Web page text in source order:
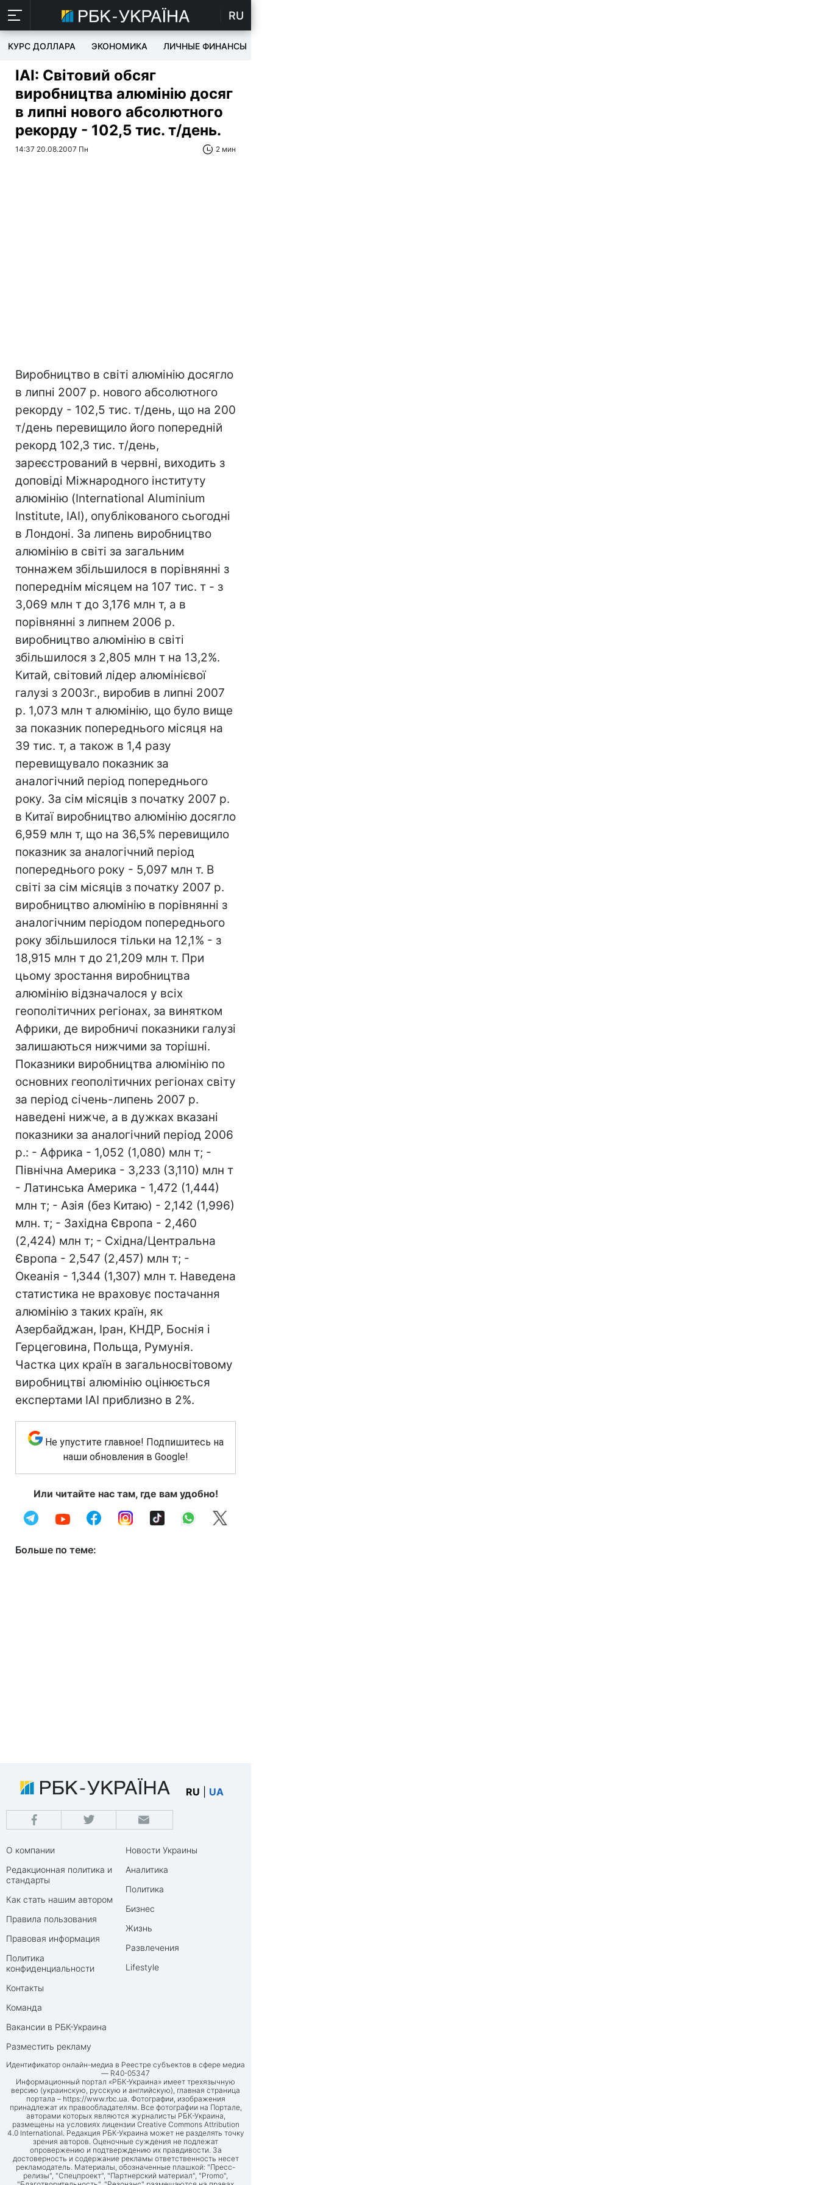
RU
КУРС ДОЛЛАРА ЭКОНОМИКА ЛИЧНЫЕ ФИНАНСЫ
IAI: Світовий обсяг
виробництва алюмінію досяг
в липні нового абсолютного
рекорду - 102,5 тис. т/день.
14:37 20.08.2007 Пн 2 мин
Виробництво в світі алюмінію досягло
в липні 2007 р. нового абсолютного
рекорду - 102,5 тис. т/день, що на 200
т/день перевищило його попередній
рекорд 102,3 тис. т/день,
зареєстрований в червні, виходить з
доповіді Міжнародного інституту
алюмінію (International Aluminium
Institute, IAI), опублікованого сьогодні
в Лондоні. За липень виробництво
алюмінію в світі за загальним
тоннажем збільшилося в порівнянні з
попереднім місяцем на 107 тис. т - з
3,069 млн т до 3,176 млн т, а в
порівнянні з липнем 2006 р.
виробництво алюмінію в світі
збільшилося з 2,805 млн т на 13,2%.
Китай, світовий лідер алюмінієвої
галузі з 2003г., виробив в липні 2007
р. 1,073 млн т алюмінію, що було вище
за показник попереднього місяця на
39 тис. т, а також в 1,4 разу
перевищувало показник за
аналогічний період попереднього
року. За сім місяців з початку 2007 р.
в Китаї виробництво алюмінію досягло
6,959 млн т, що на 36,5% перевищило
показник за аналогічний період
попереднього року - 5,097 млн т. В
світі за сім місяців з початку 2007 р.
виробництво алюмінію в порівнянні з
аналогічним періодом попереднього
року збільшилося тільки на 12,1% - з
18,915 млн т до 21,209 млн т. При
цьому зростання виробництва
алюмінію відзначалося у всіх
геополітичних регіонах, за винятком
Африки, де виробничі показники галузі
залишаються нижчими за торішні.
Показники виробництва алюмінію по
основних геополітичних регіонах світу
за період січень-липень 2007 р.
наведені нижче, а в дужках вказані
показники за аналогічний період 2006
р.: - Африка - 1,052 (1,080) млн т; -
Північна Америка - 3,233 (3,110) млн т
- Латинська Америка - 1,472 (1,444)
млн т; - Азія (без Китаю) - 2,142 (1,996)
млн. т; - Західна Європа - 2,460
(2,424) млн т; - Східна/Центральна
Європа - 2,547 (2,457) млн т; -
Океанія - 1,344 (1,307) млн т. Наведена
статистика не враховує постачання
алюмінію з таких країн, як
Азербайджан, Іран, КНДР, Боснія і
Герцеговина, Польща, Румунія.
Частка цих країн в загальносвітовому
виробництві алюмінію оцінюється
експертами IAI приблизно в 2%.
Не упустите главное! Подпишитесь на
наши обновления в Google!
Или читайте нас там, где вам удобно!
Больше по теме:
RU UA
О компании
Редакционная политика и
стандарты
Как стать нашим автором
Правила пользования
Правовая информация
Политика
конфиденциальности
Контакты
Команда
Вакансии в РБК-Украина
Разместить рекламу
Новости Украины
Аналитика
Политика
Бизнес
Жизнь
Развлечения
Lifestyle
Идентификатор онлайн-медиа в Реестре субъектов в сфере медиа
— R40-05347
Информационный портал «РБК-Украина» имеет трехязычную
версию (украинскую, русскую и английскую), главная страница
портала – https://www.rbc.ua. Фотографии, изображения
принадлежат их правообладателям. Все фотографии на Портале,
авторами которых являются журналисты РБК-Украина,
размещены на условиях лицензии Creative Commons Attribution
4.0 International. Редакция РБК-Украина может не разделять точку
зрения авторов. Оценочные суждения не подлежат
опровержению и подтверждению их правдивости. За
достоверность и содержание рекламы ответственность несет
рекламодатель. Материалы, обозначенные плашкой: "Пресс-
релизы", "Спецпроект", "Партнерский материал", "Promo",